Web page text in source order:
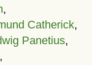
,
Catherick,
Panetius,
,